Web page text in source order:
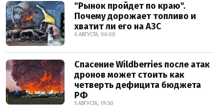
"Рынок пройдет по краю".
Почему дорожает топливо и
хватит ли его на АЗС
6 АВГУСТА, 06:00
Спасение Wildberries после атак
дронов может стоить как
четверть дефицита бюджета
РФ
5 АВГУСТА, 19:50